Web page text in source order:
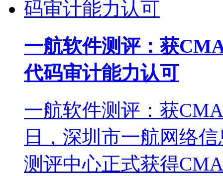
一航软件测评：获
代码审计能力认可
一航软件测评：获
日，深圳市一航网络
测评中心正式获得